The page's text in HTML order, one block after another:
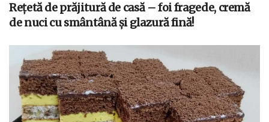
Rețetă de prăjitură de casă – foi fragede, cremă
de nuci cu smântână și glazură fină!